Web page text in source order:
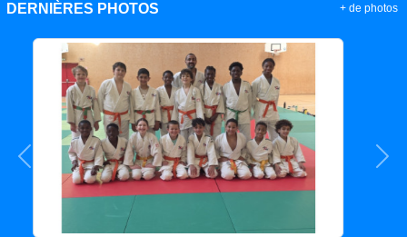
DERNIÈRES PHOTOS
Précedent
+ de photos